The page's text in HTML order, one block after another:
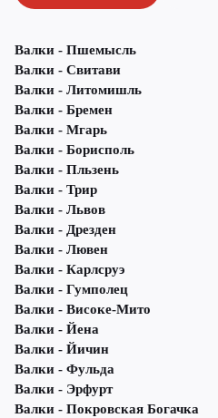
Валки - Пшемысль
Валки - Свитави
Валки - Литомишль
Валки - Бремен
Валки - Мгарь
Валки - Борисполь
Валки - Пльзень
Валки - Трир
Валки - Львов
Валки - Дрезден
Валки - Лювен
Валки - Карлсруэ
Валки - Гумполец
Валки - Високе-Мито
Валки - Йена
Валки - Йичин
Валки - Фульда
Валки - Эрфурт
Валки - Покровская Богачка